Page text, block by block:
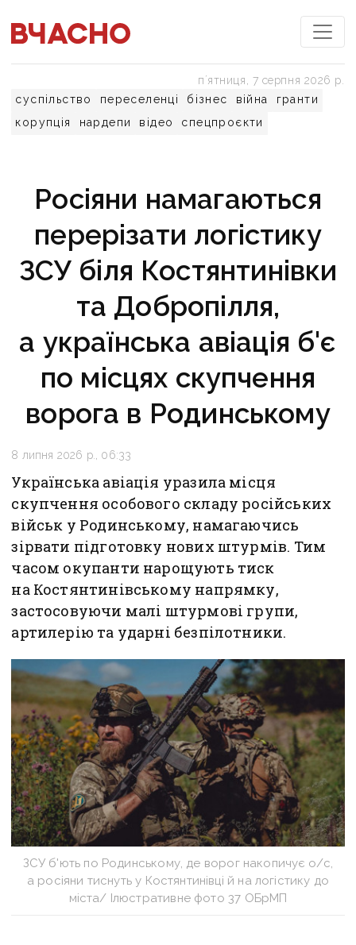
суспільство переселенці бізнес війна
гранти
корупція
нардепи відео спецпроєкти
пʼятниця, 7 серпня 2026 р.
Росіяни намагаються
перерізати логістику
ЗСУ біля Костянтинівки
та Добропілля,
а українська авіація б'є
по місцях скупчення
ворога в Родинському
8 липня 2026 р., 06:33
Українська авіація уразила місця
скупчення особового складу російських
військ у Родинському, намагаючись
зірвати підготовку нових штурмів. Тим
часом окупанти нарощують тиск
на Костянтинівському напрямку,
застосовуючи малі штурмові групи,
артилерію та ударні безпілотники.
ЗСУ б'ють по Родинському, де ворог накопичує о/с,
а росіяни тиснуть у Костянтинівці й на логістику до
міста/ Ілюстративне фото 37 ОБрМП